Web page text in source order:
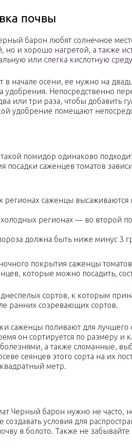
почвы
барон любят солнечное
но и хорошо нагретой, а также
или слегка кислотную
в начале осени, ее нужно на
удобрения. Непосредственно
или три раза, чтобы добавить
удобрение помещают
помидор одинаково
посадки саженцев томатов
саженцы высаживаются
регионах — во второй
должна быть ниже минус 3
покрытия саженцы
которые можно посадить,
сортов, к которым
ранних созревающих сортов.
саженцы поливают для
он сортируется по размеру и
а также сломанные,
сеянцев этого сорта на их
метр.
Черный барон нужно не часто,
условия для
в болото. Также не